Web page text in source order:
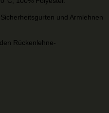
und Armlehnen
Rückenlehne-